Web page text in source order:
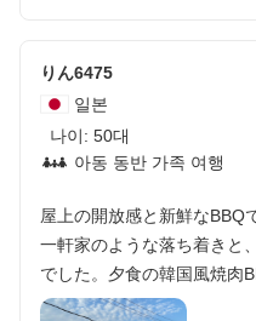
りん6475
일본
나이: 50대
아동 동반 가족 여행
屋上の開放感と新鮮なBBQ
一軒家のような落ち着きと
でした。夕食の韓国風焼肉
ものでした。ベッドやお風